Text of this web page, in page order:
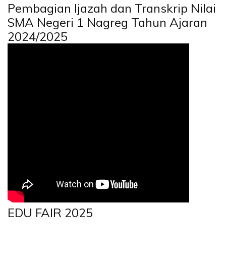
Pembagian Ijazah dan Transkrip Nilai
SMA Negeri 1 Nagreg Tahun Ajaran
2024/2025
EDU FAIR 2025